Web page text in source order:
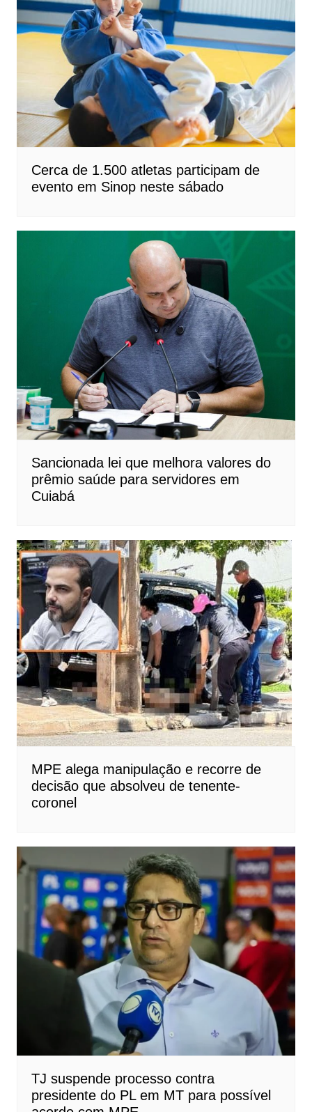
Cerca de 1.500 atletas participam de
evento em Sinop neste sábado
Sancionada lei que melhora valores do
prêmio saúde para servidores em
Cuiabá
MPE alega manipulação e recorre de
decisão que absolveu de tenente-
coronel
TJ suspende processo contra
presidente do PL em MT para possível